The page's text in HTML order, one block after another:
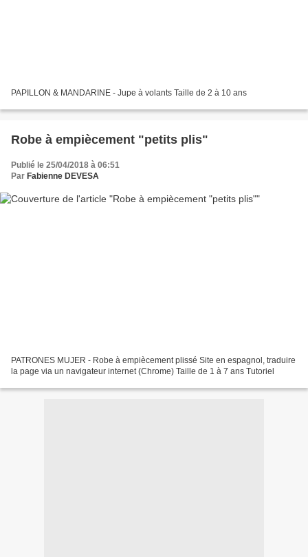
PAPILLON & MANDARINE - Jupe à volants Taille de 2 à 10 ans
Robe à empiècement "petits plis"
Publié le 25/04/2018 à 06:51
Par Fabienne DEVESA
PATRONES MUJER - Robe à empiècement plissé Site en espagnol, traduire
la page via un navigateur internet (Chrome) Taille de 1 à 7 ans Tutoriel